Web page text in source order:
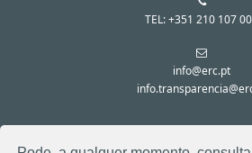
TEL: +351 210 107
info@erc.pt